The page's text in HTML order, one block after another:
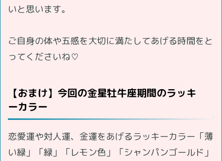
いと思います。
ご自身の体や五感を大切に満たしてあげる時間をと
ってくださいね♡
【おまけ】今回の金星牡牛座期間のラッキ
ーカラー
恋愛運や対人運、金運をあげるラッキーカラー「薄
い緑」「緑」「レモン色」「シャンパンゴールド」